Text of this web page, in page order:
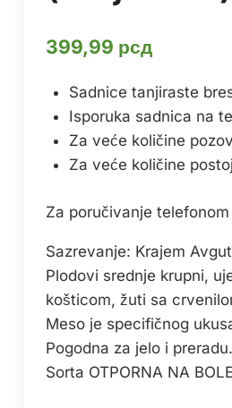
399,99 рсд
Sadnice tanjiraste
Isporuka sadnica na
Za veće količine
Za veće količine
Za poručivanje
Sazrevanje: Krajem
Plodovi srednje krupni,
košticom, žuti sa
Meso je specifičnog
Pogodna za jelo i preradu.
Sorta OTPORNA NA